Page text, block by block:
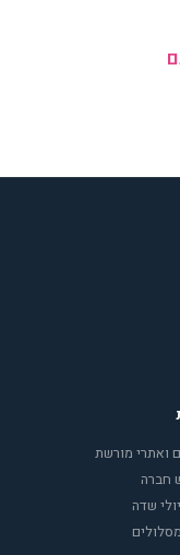
ואתרי מורשת
חברה
שדה